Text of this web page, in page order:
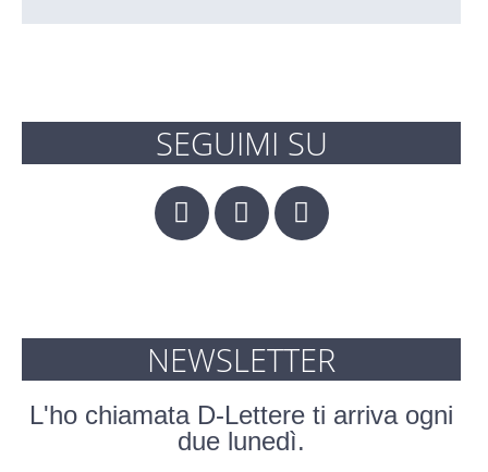
SEGUIMI SU
NEWSLETTER
L'ho chiamata D-Lettere ti arriva ogni
due lunedì.